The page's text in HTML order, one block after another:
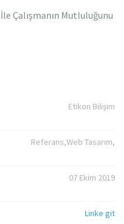
Çalışmanın Mutluluğunu
Etikon Bilişim
Web Tasarım,
Referans,
07 Ekim 2019
Linke git